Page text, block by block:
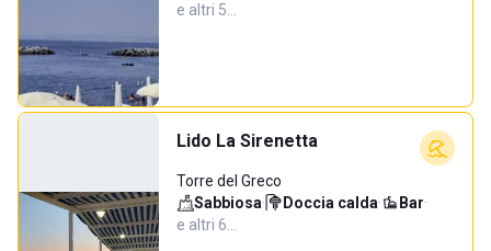
e altri 5…
Lido La Sirenetta
Torre del Greco
Sabbiosa· Doccia calda· Bar·
e altri 6…